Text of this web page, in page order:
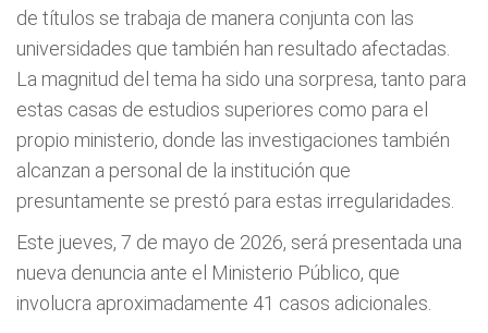
de títulos se trabaja de manera conjunta con las
universidades que también han resultado afectadas.
La magnitud del tema ha sido una sorpresa, tanto para
estas casas de estudios superiores como para el
propio ministerio, donde las investigaciones también
alcanzan a personal de la institución que
presuntamente se prestó para estas irregularidades.
Este jueves, 7 de mayo de 2026, será presentada una
nueva denuncia ante el Ministerio Público, que
involucra aproximadamente 41 casos adicionales.